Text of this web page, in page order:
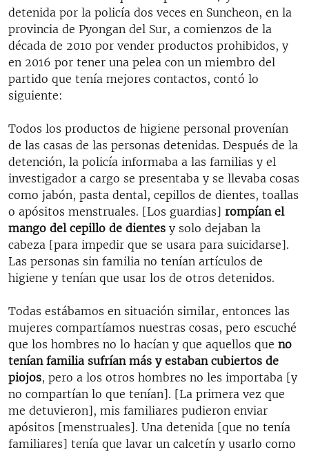
detenida por la policía dos veces en Suncheon, en la
provincia de Pyongan del Sur, a comienzos de la
década de 2010 por vender productos prohibidos, y
en 2016 por tener una pelea con un miembro del
partido que tenía mejores contactos, contó lo
siguiente:
Todos los productos de higiene personal provenían
de las casas de las personas detenidas. Después de la
detención, la policía informaba a las familias y el
investigador a cargo se presentaba y se llevaba cosas
como jabón, pasta dental, cepillos de dientes, toallas
o apósitos menstruales. [Los guardias] rompían el
mango del cepillo de dientes y solo dejaban la
cabeza [para impedir que se usara para suicidarse].
Las personas sin familia no tenían artículos de
higiene y tenían que usar los de otros detenidos.
Todas estábamos en situación similar, entonces las
mujeres compartíamos nuestras cosas, pero escuché
que los hombres no lo hacían y que aquellos que no
tenían familia sufrían más y estaban cubiertos de
piojos, pero a los otros hombres no les importaba [y
no compartían lo que tenían]. [La primera vez que
me detuvieron], mis familiares pudieron enviar
apósitos [menstruales]. Una detenida [que no tenía
familiares] tenía que lavar un calcetín y usarlo como